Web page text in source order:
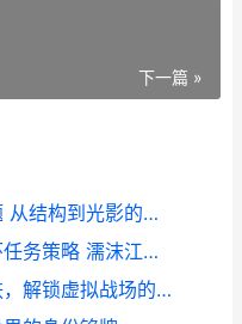
下一篇 »
怎么画和平精英魅影，副标题 从结构到光影的实战绘制指南
《濡沫江湖》长安六扇门跑环任务策略 濡沫江湖长安主线任务全攻略
标题，如何拿到和平精英皮肤，解锁虚拟战场的荣耀衣装副标题